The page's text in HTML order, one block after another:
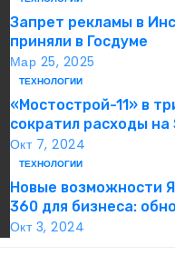
Запрет рекламы в
приняли в Госдуме
Мар 25, 2025
ТЕХНОЛОГИИ
«Мостострой-11» в
сократил расходы на
сервисы благодаря
на Яндекс 360 для
Окт 7, 2024
ТЕХНОЛОГИИ
Новые возможности
360 для бизнеса:
функции продукта
Окт 3, 2024